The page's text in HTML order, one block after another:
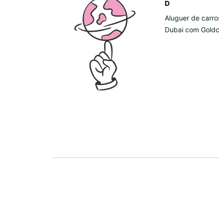
D
Aluguer de
Dubai com